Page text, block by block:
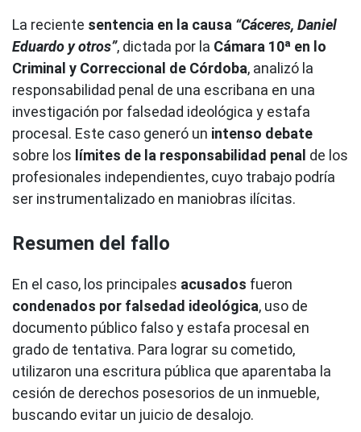
La reciente sentencia en la causa “Cáceres, Daniel
Eduardo y otros”, dictada por la Cámara 10ª en lo
Criminal y Correccional de Córdoba, analizó la
responsabilidad penal de una escribana en una
investigación por falsedad ideológica y estafa
procesal. Este caso generó un intenso debate
sobre los límites de la responsabilidad penal de los
profesionales independientes, cuyo trabajo podría
ser instrumentalizado en maniobras ilícitas.
Resumen del fallo
En el caso, los principales acusados fueron
condenados por falsedad ideológica, uso de
documento público falso y estafa procesal en
grado de tentativa. Para lograr su cometido,
utilizaron una escritura pública que aparentaba la
cesión de derechos posesorios de un inmueble,
buscando evitar un juicio de desalojo.